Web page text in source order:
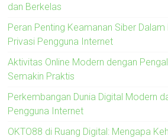
dan Berkelas
Peran Penting Keamanan Siber Dalam
Privasi Pengguna Internet
Aktivitas Online Modern dengan
Semakin Praktis
Perkembangan Dunia Digital Modern
Pengguna Internet
OKTO88 di Ruang Digital: Mengapa